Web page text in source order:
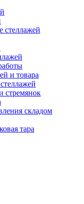
стеллажей
и товара
стремянок
складом
тара